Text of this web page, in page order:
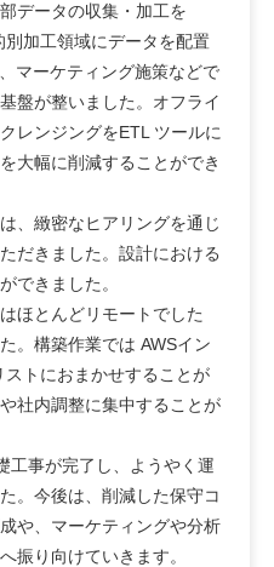
データの収集・加工を
加工領域にデータを配置
マーケティング施策などで
盤が整いました。オフライ
レンジングをETL ツールに
大幅に削減することができ
、緻密なヒアリングを通じ
だきました。設計における
できました。
ほとんどリモートでした
。構築作業では AWSイン
トにおまかせすることが
社内調整に集中することが
工事が完了し、ようやく運
。今後は、削減した保守コ
や、マーケティングや分析
振り向けていきます。